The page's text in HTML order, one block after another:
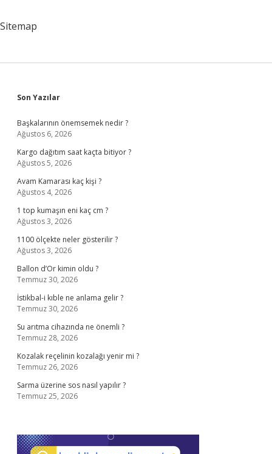
Sitemap
Sidebar
Son Yazılar
Başkalarının önemsemek nedir ?
Ağustos 6, 2026
Kargo dağıtım saat kaçta bitiyor ?
Ağustos 5, 2026
Avam Kamarası kaç kişi ?
Ağustos 4, 2026
1 top kumaşın eni kaç cm ?
Ağustos 3, 2026
1100 ölçekte neler gösterilir ?
Ağustos 3, 2026
Ballon d’Or kimin oldu ?
Temmuz 30, 2026
İstikbal-i kıble ne anlama gelir ?
Temmuz 30, 2026
Su arıtma cihazında ne önemli ?
Temmuz 28, 2026
Kozalak reçelinin kozalağı yenir mi ?
Temmuz 26, 2026
Sarma üzerine sos nasıl yapılır ?
Temmuz 25, 2026